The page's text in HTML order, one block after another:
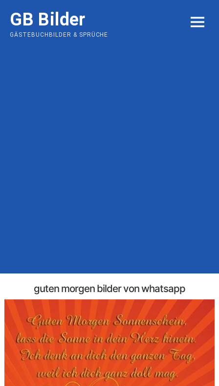
content
GB Bilder
GÄSTEBUCHBILDER & SPRÜCHE
MENU
guten morgen bilder von whatsapp